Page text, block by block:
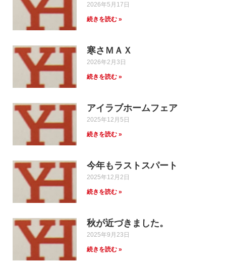
2026年5月17日
続きを読む »
寒さＭＡＸ
2026年2月3日
続きを読む »
アイラブホームフェア
2025年12月5日
続きを読む »
今年もラストスパート
2025年12月2日
続きを読む »
秋が近づきました。
2025年9月23日
続きを読む »